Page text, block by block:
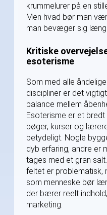
krummelurer på en
Men hvad bør man
man bevæger sig
Kritiske
esoterisme
Som med alle
discipliner er det
balance mellem
Esoterisme er et
bøger, kurser og
betydeligt. Nogle
dyb erfaring, andre er
tages med et gran
feltet er problematisk,
som menneske bør
der bærer reelt
marketing.